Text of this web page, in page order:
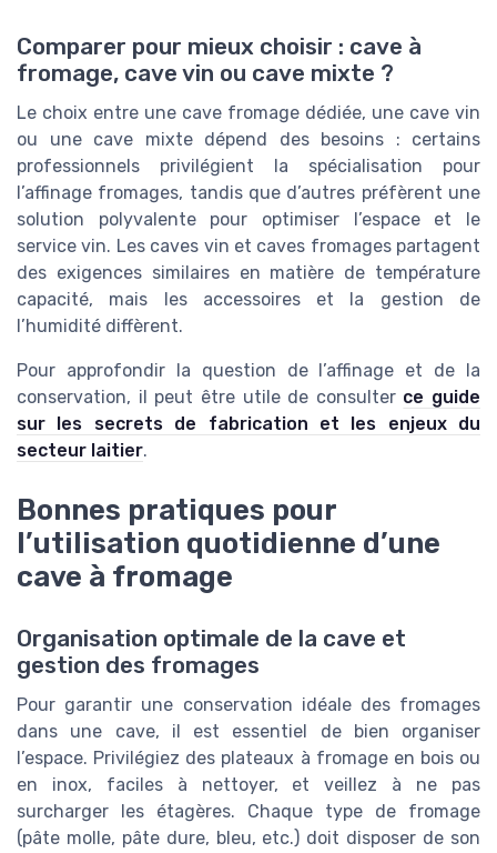
Comparer pour mieux choisir : cave à
fromage, cave vin ou cave mixte ?
Le choix entre une cave fromage dédiée, une cave vin
ou une cave mixte dépend des besoins : certains
professionnels privilégient la spécialisation pour
l’affinage fromages, tandis que d’autres préfèrent une
solution polyvalente pour optimiser l’espace et le
service vin. Les caves vin et caves fromages partagent
des exigences similaires en matière de température
capacité, mais les accessoires et la gestion de
l’humidité diffèrent.
Pour approfondir la question de l’affinage et de la
conservation, il peut être utile de consulter ce guide
sur les secrets de fabrication et les enjeux du
secteur laitier.
Bonnes pratiques pour
l’utilisation quotidienne d’une
cave à fromage
Organisation optimale de la cave et
gestion des fromages
Pour garantir une conservation idéale des fromages
dans une cave, il est essentiel de bien organiser
l’espace. Privilégiez des plateaux à fromage en bois ou
en inox, faciles à nettoyer, et veillez à ne pas
surcharger les étagères. Chaque type de fromage
(pâte molle, pâte dure, bleu, etc.) doit disposer de son